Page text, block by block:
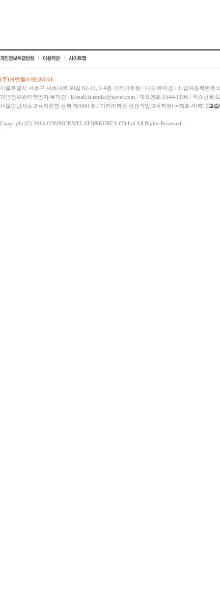
(주)커먼웰스앤코리아.
서울특별시 서초구 서초대로 50길 62-11, 1-4층 미키어학원 / 대표:유미경 / 사업자등록번
개인정보관리책임자:유미경 / E-mail:ieltsmiki@naver.com / 대표전화:1544-1196 / 팩스번호
서울강남서초교육지원청 등록 제9661호 / 미키어학원 평생직업교육학원(국제화-어학) [교습
Copyright (C) 2013 COMMONWELATH&KOREA.CO.Ltd All Rights Reserved.